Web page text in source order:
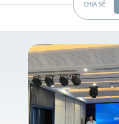
CHIA SẺ